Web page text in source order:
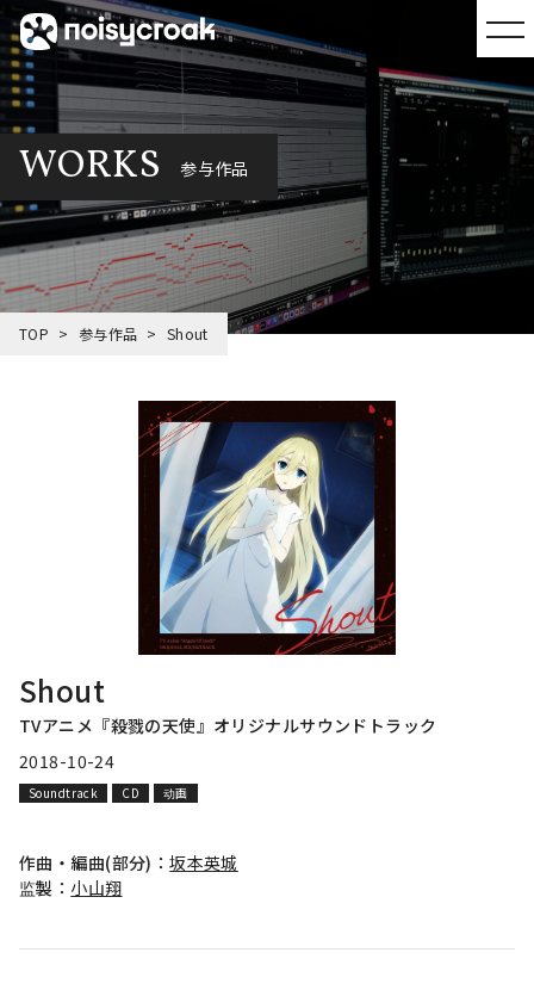
WORKS 参与作品
TOP 参与作品 Shout
Shout
TVアニメ『殺戮の天使』オリジナルサウンドトラック
2018-10-24
Soundtrack CD 动画
作曲・編曲(部分)：坂本英城
监製： 小山翔